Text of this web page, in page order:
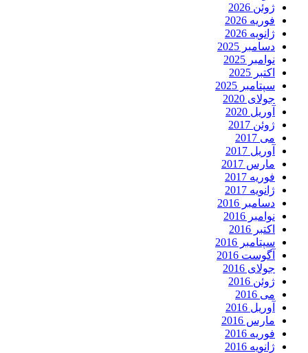
ژوئن 2026
فوریه 2026
ژانویه 2026
دسامبر 2025
نوامبر 2025
اکتبر 2025
سپتامبر 2025
جولای 2020
آوریل 2020
ژوئن 2017
می 2017
آوریل 2017
مارس 2017
فوریه 2017
ژانویه 2017
دسامبر 2016
نوامبر 2016
اکتبر 2016
سپتامبر 2016
آگوست 2016
جولای 2016
ژوئن 2016
می 2016
آوریل 2016
مارس 2016
فوریه 2016
ژانویه 2016